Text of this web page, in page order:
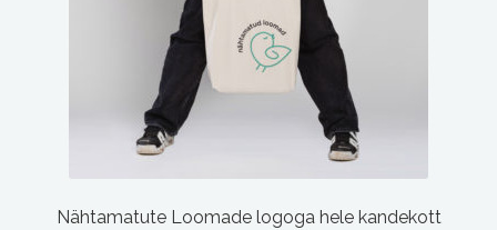
Nähtamatute Loomade logoga hele kandekott